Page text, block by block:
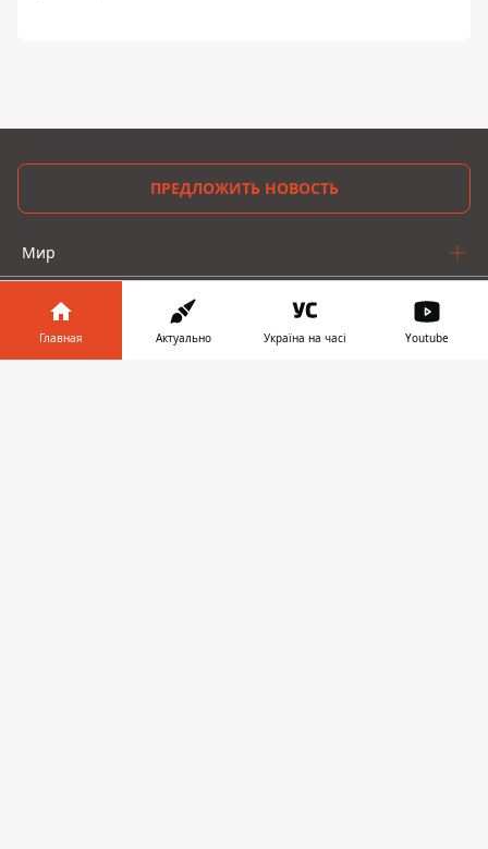
ПРЕДЛОЖИТЬ НОВОСТЬ
Мир
Украина
Киев
Главная Актуально Україна на часі Youtube